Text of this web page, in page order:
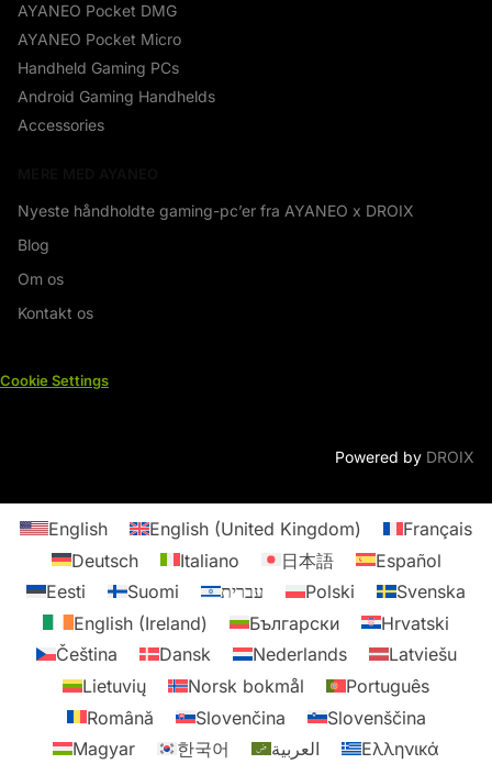
AYANEO Pocket DMG
AYANEO Pocket Micro
Handheld Gaming PCs
Android Gaming Handhelds
Accessories
Nyeste håndholdte gaming-pc’er fra AYANEO x DROIX
Blog
Om os
Kontakt os
Cookie Settings
Powered by DROIX
English English (United Kingdom)
Français
Deutsch
Italiano 日本語
Español
Eesti
Suomi עברית Polski
Svenska
English (Ireland)
Български
Hrvatski
Čeština
Dansk Nederlands
Latviešu
Lietuvių
Norsk bokmål
Português
Română
Slovenčina
Slovenščina
Magyar
한국어 العربية Ελληνικά